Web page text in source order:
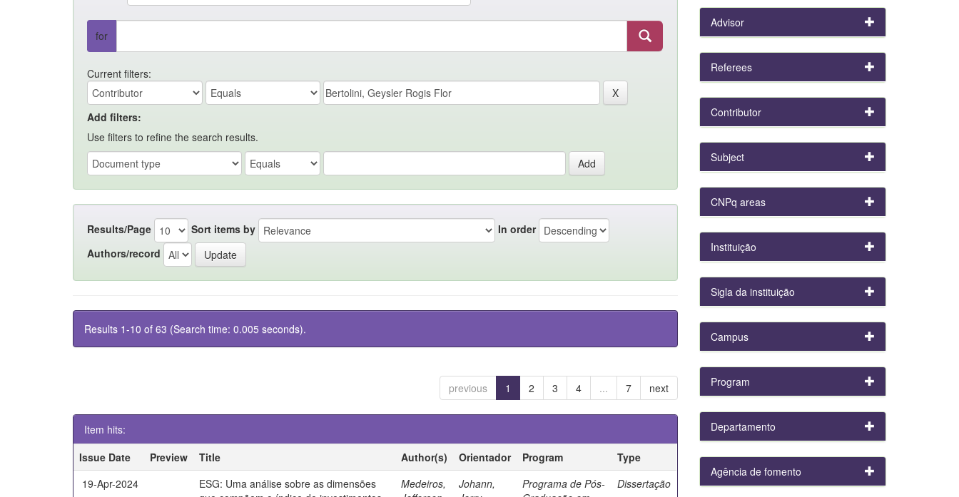
for
Current filters:
Add filters:
Use filters to refine the search results.
Results/Page Sort items by
In order
Authors/record
Results 1-10 of 63 (Search time: 0.005 seconds).
previous 1 2 3 4 ... 7 next
Item hits:
Issue Date
Preview Title Author(s) Orientador Program
Type
19-Apr-2024
ESG: Uma análise sobre as dimensões
Medeiros,
Johann,
Programa de Pós-
Dissertação
Advisor
Referees
Contributor
Subject
CNPq areas
Instituição
Sigla da instituição
Campus
Program
Departamento
Agência de fomento